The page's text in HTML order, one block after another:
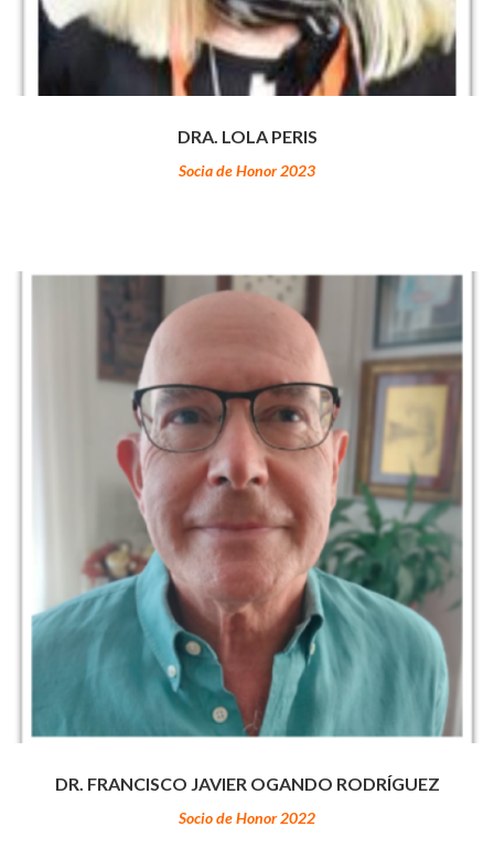
DRA. LOLA PERIS
Socia de Honor 2023
DR. FRANCISCO JAVIER OGANDO RODRÍGUEZ
Socio de Honor 2022